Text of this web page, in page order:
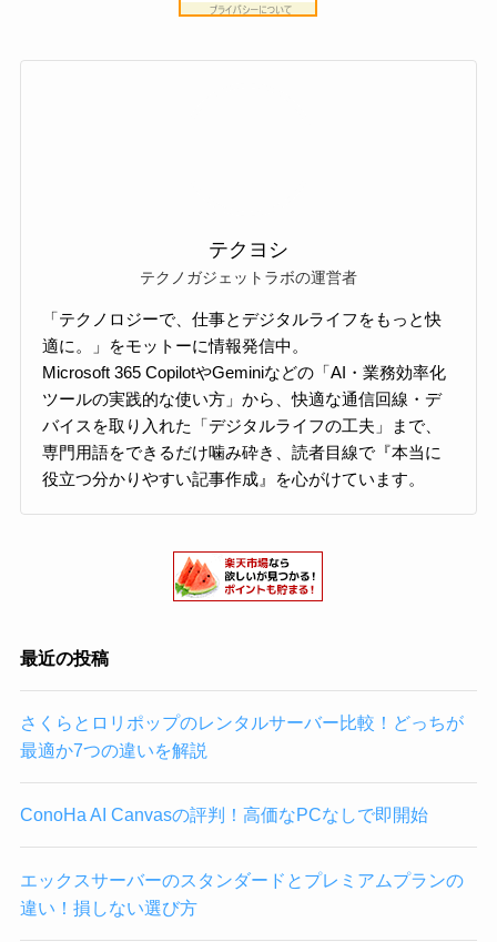
テクヨシ
テクノガジェットラボの運営者
「テクノロジーで、仕事とデジタルライフをもっと快
適に。」をモットーに情報発信中。
Microsoft 365 CopilotやGeminiなどの「AI・業務効率化
ツールの実践的な使い方」から、快適な通信回線・デ
バイスを取り入れた「デジタルライフの工夫」まで、
専門用語をできるだけ噛み砕き、読者目線で『本当に
役立つ分かりやすい記事作成』を心がけています。
最近の投稿
さくらとロリポップのレンタルサーバー比較！どっちが
最適か7つの違いを解説
ConoHa AI Canvasの評判！高価なPCなしで即開始
エックスサーバーのスタンダードとプレミアムプランの
違い！損しない選び方